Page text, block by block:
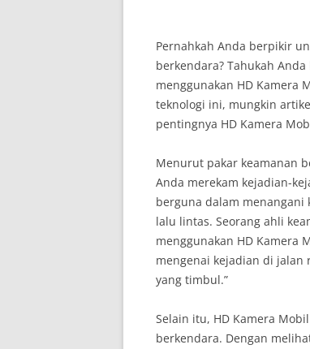
Pernahkah Anda berpikir
berkendara? Tahukah
menggunakan HD Kamera
teknologi ini, mungkin
pentingnya HD Kamera
Menurut pakar keamanan
Anda merekam kejadian-
berguna dalam menangani
lalu lintas. Seorang ahli
menggunakan HD Kamera
mengenai kejadian di jalan
yang timbul.”
Selain itu, HD Kamera
berkendara. Dengan